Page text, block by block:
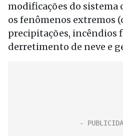
modificações do sistema
os fenômenos extremos
precipitações, incêndios
derretimento de neve e